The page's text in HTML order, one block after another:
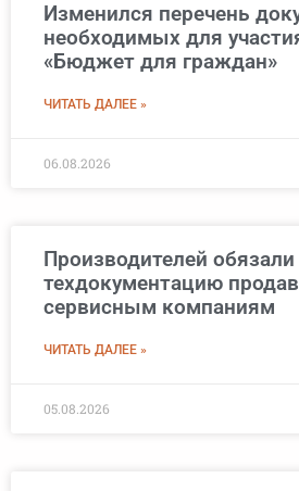
Изменился перечень
необходимых для
«Бюджет для граждан»
ЧИТАТЬ ДАЛЕЕ »
06.08.2026
Производителей
техдокументацию
сервисным компаниям
ЧИТАТЬ ДАЛЕЕ »
05.08.2026